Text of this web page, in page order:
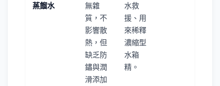
蒸餾水
無雜
質，不
影響散
熱，但
缺乏防
鏽與潤
滑添加
水救
援、用
來稀釋
濃縮型
水箱
精。